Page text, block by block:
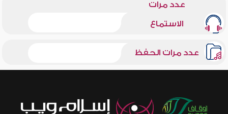
عدد مرات
الاستماع
عدد مرات الحفظ